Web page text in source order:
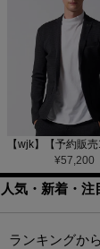
¥57,200
人気・新着・注
ランキングか